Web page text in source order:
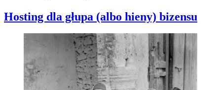
Hosting dla głupa (albo hieny) bizensu